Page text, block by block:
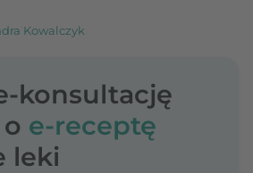
Kowalczyk
konsultację
e-receptę
leki